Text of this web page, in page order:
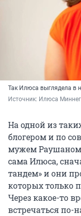
Так Илюса выглядела в
Источник: Илюса
На одной из
блогером и по
мужем Раушаном
сама Илюса,
тандем» и они
которых только
Через какое-то
встречаться по-